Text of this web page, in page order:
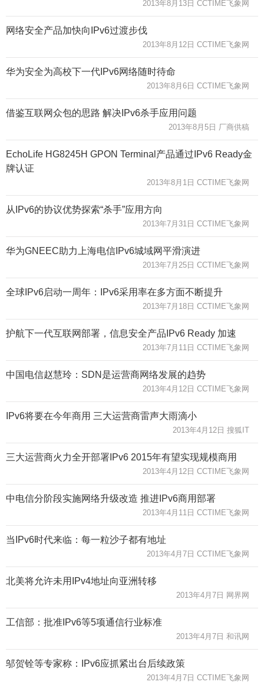
2013年8月13日 CCTIME飞象网
网络安全产品加快向IPv6过渡步伐
2013年8月12日 CCTIME飞象网
华为安全为高校下一代IPv6网络随时待命
2013年8月6日 CCTIME飞象网
借鉴互联网众包的思路 解决IPv6杀手应用问题
2013年8月5日 厂商供稿
EchoLife HG8245H GPON Terminal产品通过IPv6 Ready金
牌认证
2013年8月1日 CCTIME飞象网
从IPv6的协议优势探索“杀手”应用方向
2013年7月31日 CCTIME飞象网
华为GNEEC助力上海电信IPv6城域网平滑演进
2013年7月25日 CCTIME飞象网
全球IPv6启动一周年：IPv6采用率在多方面不断提升
2013年7月18日 CCTIME飞象网
护航下一代互联网部署，信息安全产品IPv6 Ready 加速
2013年7月11日 CCTIME飞象网
中国电信赵慧玲：SDN是运营商网络发展的趋势
2013年4月12日 CCTIME飞象网
IPv6将要在今年商用 三大运营商雷声大雨滴小
2013年4月12日 搜狐IT
三大运营商火力全开部署IPv6 2015年有望实现规模商用
2013年4月12日 CCTIME飞象网
中电信分阶段实施网络升级改造 推进IPv6商用部署
2013年4月11日 CCTIME飞象网
当IPv6时代来临：每一粒沙子都有地址
2013年4月7日 CCTIME飞象网
北美将允许未用IPv4地址向亚洲转移
2013年4月7日 网界网
工信部：批准IPv6等5项通信行业标准
2013年4月7日 和讯网
邬贺铨等专家称：IPv6应抓紧出台后续政策
2013年4月7日 CCTIME飞象网